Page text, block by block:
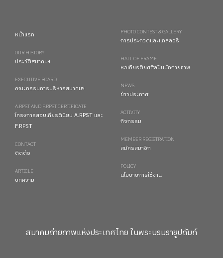
หน้าแรก
OUR HISTORY
ประวัติสมาคมฯ
EXECUTIVE BOARD
คณะกรรมการบริหารสมาคมฯ
A.RPST AND F.RPST CERTIFICATE
โครงการสอบเกียรตินิยม A.RPST และ
F.RPST
CONTACT
ติดต่อ
ARTICLE
บทความ
PHOTO CONTEST & GALLERY
การประกวดและแกลลอรี่
HALL OF FRAME
หอเกียรติยศศิลปินนักถ่ายภาพ
NEWS
ข่าวประกาศ
ACTIVITY
กิจกรรม
MEMBER REGISTRATION
สมัครสมาชิก
POLICY
นโยบายการใช้งาน
สมาคมถ่ายภาพแห่งประเทศไทย ในพระบรมราชูปถัมภ์